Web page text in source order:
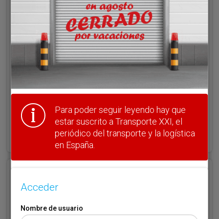
Acceder
Nombre de usuario
¿Olvidó su clave?
Haga clic aquí para recuperarla.
Para poder seguir leyendo hay que
estar suscrito a Transporte XXI, el
periódico del transporte y la logística
en España.
Acceder
Nombre de usuario